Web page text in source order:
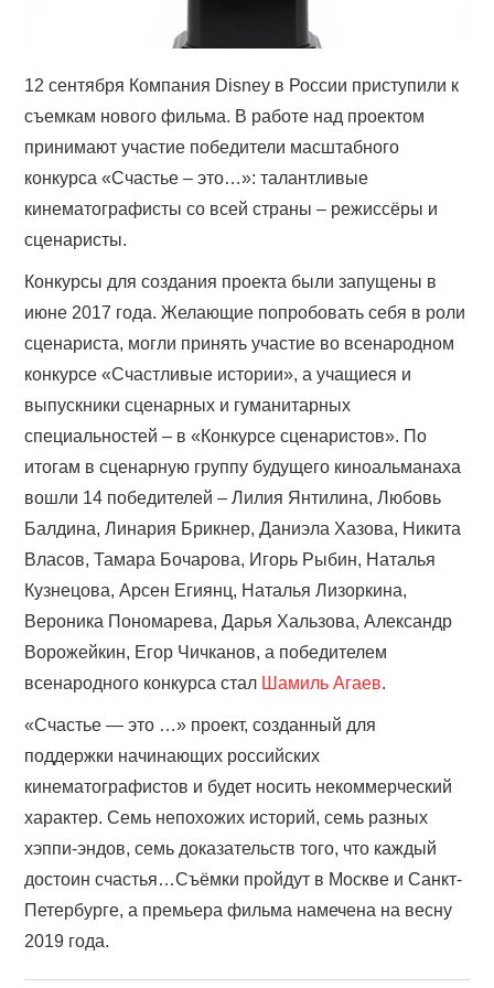
12 сентября Компания Disney в России приступили к
съемкам нового фильма. В работе над проектом
принимают участие победители масштабного
конкурса «Счастье – это…»: талантливые
кинематографисты со всей страны – режиссёры и
сценаристы.
Конкурсы для создания проекта были запущены в
июне 2017 года. Желающие попробовать себя в роли
сценариста, могли принять участие во всенародном
конкурсе «Счастливые истории», а учащиеся и
выпускники сценарных и гуманитарных
специальностей – в «Конкурсе сценаристов». По
итогам в сценарную группу будущего киноальманаха
вошли 14 победителей – Лилия Янтилина, Любовь
Балдина, Линария Брикнер, Даниэла Хазова, Никита
Власов, Тамара Бочарова, Игорь Рыбин, Наталья
Кузнецова, Арсен Егиянц, Наталья Лизоркина,
Вероника Пономарева, Дарья Хальзова, Александр
Ворожейкин, Егор Чичканов, а победителем
всенародного конкурса стал Шамиль Агаев.
«Счастье — это …» проект, созданный для
поддержки начинающих российских
кинематографистов и будет носить некоммерческий
характер. Семь непохожих историй, семь разных
хэппи-эндов, семь доказательств того, что каждый
достоин счастья…Съёмки пройдут в Москве и Санкт-
Петербурге, а премьера фильма намечена на весну
2019 года.